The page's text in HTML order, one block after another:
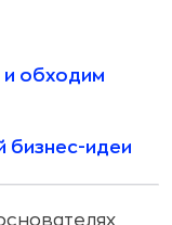
и обходим
бизнес-идеи